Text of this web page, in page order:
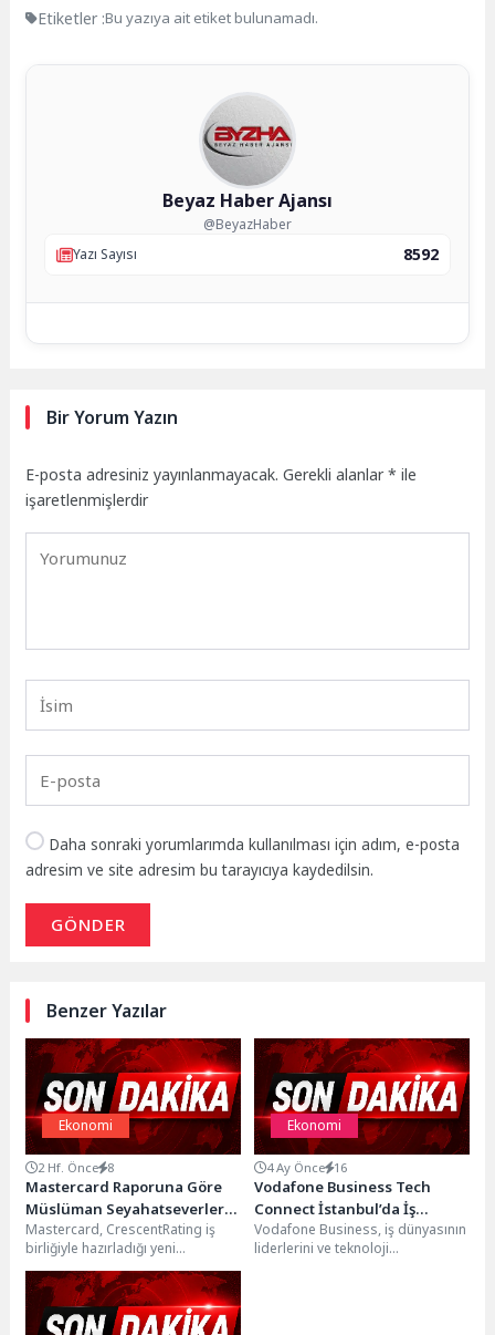
Etiketler :Bu yazıya ait etiket bulunamadı.
Beyaz Haber Ajansı
@BeyazHaber
Yazı Sayısı
8592
Bir Yorum Yazın
E-posta adresiniz yayınlanmayacak. Gerekli alanlar* ile
işaretlenmişlerdir
Daha sonraki yorumlarımda kullanılması için adım, e-posta
adresim ve site adresim bu tarayıcıya kaydedilsin.
GÖNDER
Benzer Yazılar
Ekonomi
2 Hf. Önce 8
Mastercard Raporuna Göre
Müslüman Seyahatseverlerin
Spor Turizmi Harcamaları
2030’da 21 Milyar Dolara
Ulaşabilir
Mastercard, CrescentRating iş
birliğiyle hazırladığı yeni
raporunda, Müslüman
seyahatseverlere yönelik spor
turizminin büyüyen ekonomik
potansiyeline...
Ekonomi
4 Ay Önce 16
Vodafone Business Tech
Connect İstanbul’da İş
Dünyasının Dijital Geleceği
Konuşuldu
Vodafone Business, iş dünyasının
liderlerini ve teknoloji